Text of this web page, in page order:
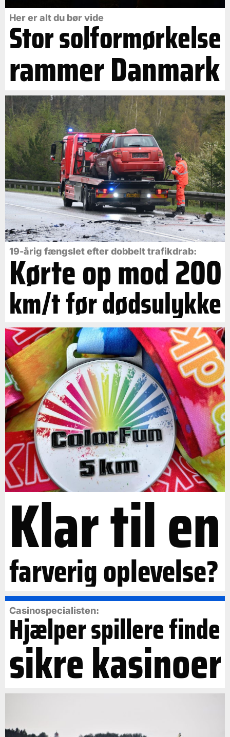
Her er alt du bør vide
Stor solformørkelse
rammer Danmark
19-årig fængslet efter dobbelt trafikdrab:
Kørte op mod 200
km/t før dødsulykke
Klar til en
farverig oplevelse?
Casinospecialisten:
Hjælper spillere finde
sikre kasinoer